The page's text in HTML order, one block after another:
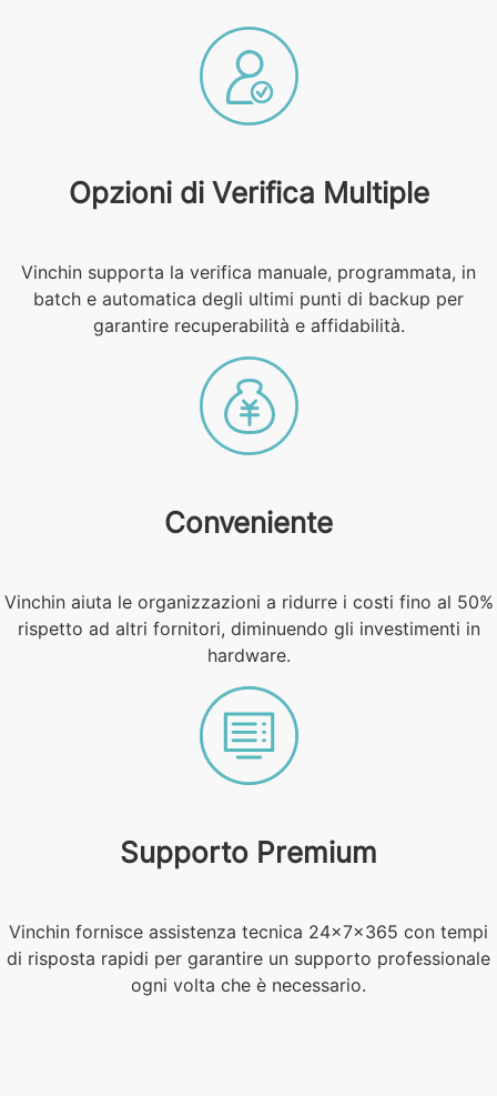
Opzioni di Verifica Multiple
Vinchin supporta la verifica manuale, programmata, in
batch e automatica degli ultimi punti di backup per
garantire recuperabilità e affidabilità.
Conveniente
Vinchin aiuta le organizzazioni a ridurre i costi fino al 50%
rispetto ad altri fornitori, diminuendo gli investimenti in
hardware.
Supporto Premium
Vinchin fornisce assistenza tecnica 24×7×365 con tempi
di risposta rapidi per garantire un supporto professionale
ogni volta che è necessario.